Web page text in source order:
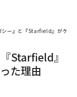
シー』と『Starfield』がゲー
Starfield』
た理由